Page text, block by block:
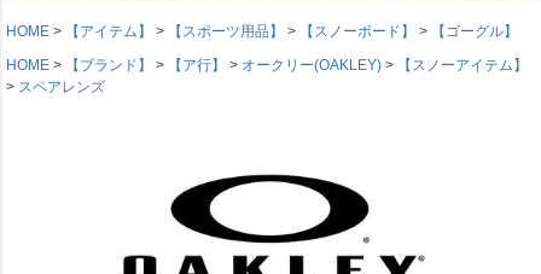
HOME 【アイテム】 【スポーツ用品】 【スノーボード】
【ゴーグル】
HOME
【ブランド】 【ア行】 オークリー(OAKLEY)
【スノーアイテム】
スペアレンズ